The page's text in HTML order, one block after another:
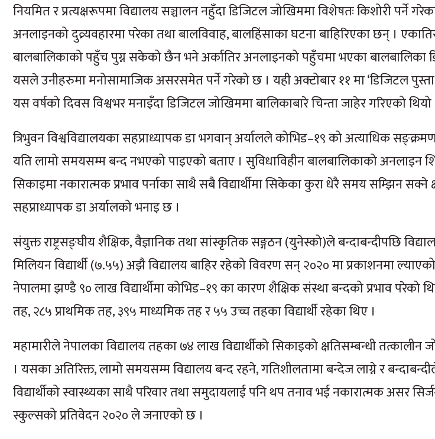
नियमित र प्रत्यक्षरूपमा विद्यालय सञ्चालन नहुँदा डिजिटल जोखिममा विशेषतः किशोरी पर्ने
अनलाइनको दुव्र्यवहारमा परेका तथा बालविवाह, बालहिंसाका घटना बाहिरिएका छन् ।
बालबालिकाको पहुँच पुग्न सकेको छैन भने अर्कातिर अनलाइनको पहुँचमा भएका
यसले उनीहरुमा मनोसामाजिक असरसमेत पर्ने गरेको छ । यही अक्टोबार ११ मा ‘डिजिटल पुस्ता,
यस वर्षको दिवस विश्वभर मनाइँदा डिजिटल जोखिममा बालिकाबारे चिन्ता जाहेर गरिएको थियो
त्रिभुवन विश्वविद्यालयका सहप्राध्यापक डा भगवान् अर्यालले कोभिड–१९ को अत्याधिक
यति लामो समयसम्म बन्द नभएको पाइएको बताए । सुविधाविहीन बालबालिकाको अनलाइन
सिकाइमा नकारात्मक प्रभाव पर्नाका साथै सबै विद्यार्थीमा सिकेका कुरा धेरै समय सम्झिन
सहप्राध्यापक डा अर्यालको भनाइ छ ।
संयुक्त राष्ट्रसङ्घीय शैक्षिक, वैज्ञानिक तथा सांस्कृतिक सङ्गठन (युनेस्को)ले बन्दाबन्दीपछि
मिलियन विद्यार्थी (७.५५) अझै विद्यालय बाहिर रहेको विवरण सन् २०२० मा प्रकाशनमा
नेपालमा झण्डै ९० लाख विद्यार्थीमा कोभिड–१९ का कारण शैक्षिक संस्था बन्दको प्रभाव परेको
तह, २८५ प्राथमिक तह, ३९५ माध्यमिक तह र ५५ उच्च तहका विद्यार्थी रहेका थिए ।
महामारीले नेपालका विद्यालय तहका ७४ लाख विद्यार्थीको सिकाइको क्षतिसम्बन्धी तत्कालीन
। यसका अतिरिक्त, लामो समयसम्म विद्यालय बन्द रहने, गतिशीलतामा बन्देज लाग्ने र
विद्यार्थीको स्वास्थ्यका साथै परिवार तथा समुदायलाई पनि थप तनाव भई नकारात्मक असर
स्कुल्सको प्रतिवेदन २०२० ले जनाएको छ ।